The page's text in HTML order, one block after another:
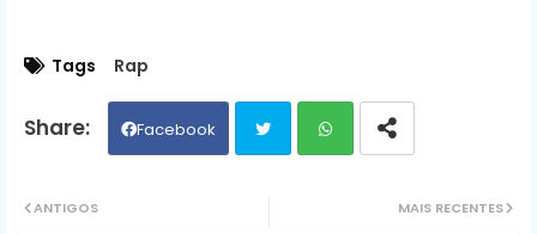
Tags Rap
Facebook
MAIS RECENTES
ANTIGOS